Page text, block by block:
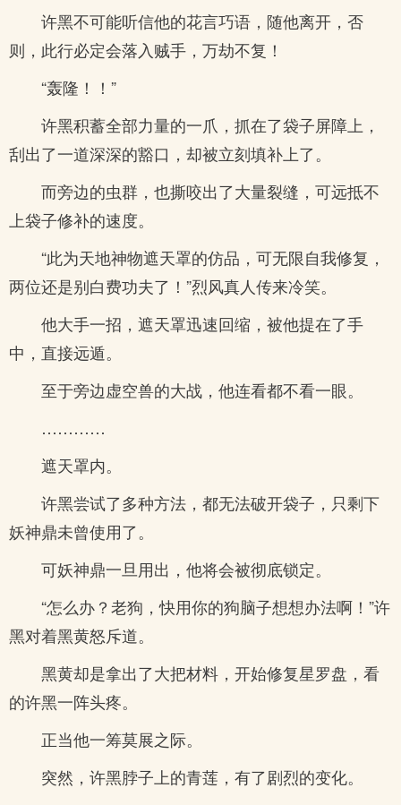
许黑不可能听信他的花言巧语，随他离开，否
则，此行必定会落入贼手，万劫不复！
“轰隆！！”
许黑积蓄全部力量的一爪，抓在了袋子屏障上，
刮出了一道深深的豁口，却被立刻填补上了。
而旁边的虫群，也撕咬出了大量裂缝，可远抵不
上袋子修补的速度。
“此为天地神物遮天罩的仿品，可无限自我修复，
两位还是别白费功夫了！”烈风真人传来冷笑。
他大手一招，遮天罩迅速回缩，被他提在了手
中，直接远遁。
至于旁边虚空兽的大战，他连看都不看一眼。
…………
遮天罩内。
许黑尝试了多种方法，都无法破开袋子，只剩下
妖神鼎未曾使用了。
可妖神鼎一旦用出，他将会被彻底锁定。
“怎么办？老狗，快用你的狗脑子想想办法啊！”许
黑对着黑黄怒斥道。
黑黄却是拿出了大把材料，开始修复星罗盘，看
的许黑一阵头疼。
正当他一筹莫展之际。
突然，许黑脖子上的青莲，有了剧烈的变化。